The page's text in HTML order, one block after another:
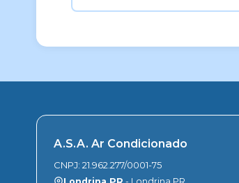
A.S.A. Ar Condicionado
CNPJ: 21.962.277/0001-75